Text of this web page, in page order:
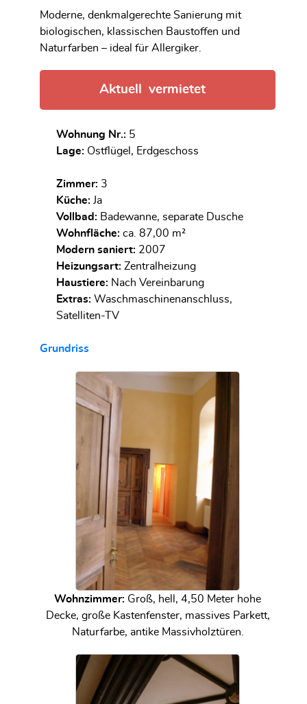
Moderne, denkmalgerechte Sanierung mit
biologischen, klassischen Baustoffen und
Naturfarben – ideal für Allergiker.
Aktuell vermietet
Wohnung Nr.: 5
Lage: Ostflügel, Erdgeschoss
Zimmer: 3
Küche: Ja
Vollbad: Badewanne, separate Dusche
Wohnfläche: ca. 87,00 m²
Modern saniert: 2007
Heizungsart: Zentralheizung
Haustiere: Nach Vereinbarung
Extras: Waschmaschinenanschluss,
Satelliten-TV
Grundriss
Wohnzimmer: Groß, hell, 4,50 Meter hohe
Decke, große Kastenfenster, massives Parkett,
Naturfarbe, antike Massivholztüren.